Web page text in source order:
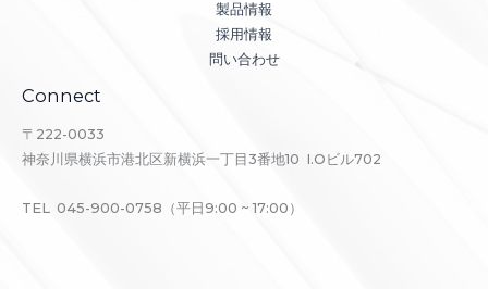
製品情報
採用情報
問い合わせ
Connect
〒222-0033
神奈川県横浜市港北区新横浜一丁目3番地10 I.Oビル702
TEL 045-900-0758（平日9:00 ~ 17:00）